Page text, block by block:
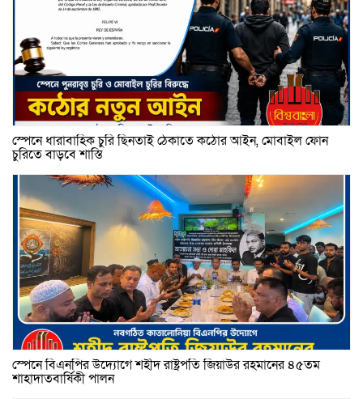
স্পেনে ধারাবাহিক চুরি ছিনতাই ঠেকাতে কঠোর আইন, মোবাইল ফোন
চুরিতে বাড়বে শাস্তি
স্পেনে বিএনপির উদ্যোগে শহীদ রাষ্ট্রপতি জিয়াউর রহমানের ৪৫তম
শাহাদাতবার্ষিকী পালন